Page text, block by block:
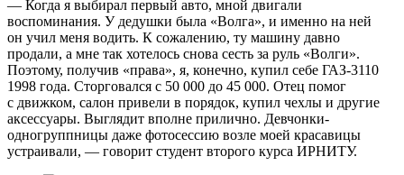
— Когда я выбирал первый авто, мной двигали
воспоминания. У дедушки была «Волга», и именно на ней
он учил меня водить. К сожалению, ту машину давно
продали, а мне так хотелось снова сесть за руль «Волги».
Поэтому, получив «права», я, конечно, купил себе ГАЗ-3110
1998 года. Сторговался с 50 000 до 45 000. Отец помог
с движком, салон привели в порядок, купил чехлы и другие
аксессуары. Выглядит вполне прилично. Девчонки-
одногруппницы даже фотосессию возле моей красавицы
устраивали, — говорит студент второго курса ИРНИТУ.